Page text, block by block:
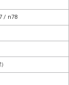
/ n78